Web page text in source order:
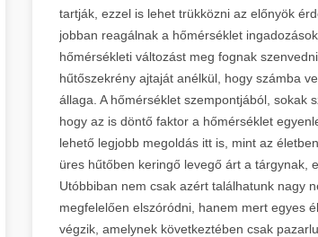
tartják, ezzel is lehet trükközni az előnyök
jobban reagálnak a hőmérséklet
hőmérsékleti változást meg fognak
hűtőszekrény ajtaját anélkül, hogy számba
állaga. A hőmérséklet szempontjából, sokak
hogy az is döntő faktor a hőmérséklet
lehető legjobb megoldás itt is, mint az
üres hűtőben keringő levegő árt a tárgynak,
Utóbbiban nem csak azért találhatunk nagy
megfelelően elszóródni, hanem mert egyes
végzik, amelynek következtében csak